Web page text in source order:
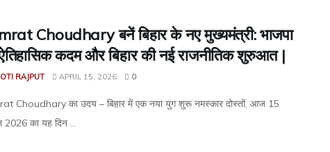
Choudhary बनें बिहार के नए मुख्यमंत्री: भाजपा
कदम और बिहार की नई राजनीतिक शुरुआत |
RAJPUT APRIL 15, 2026 0
Choudhary का उदय – बिहार में एक नया युग शुरू नमस्कार दोस्तों, आज 15
2026 का यह दिन ...